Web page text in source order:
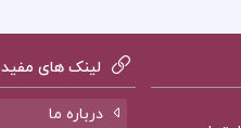
لینک های مفید
درباره ما